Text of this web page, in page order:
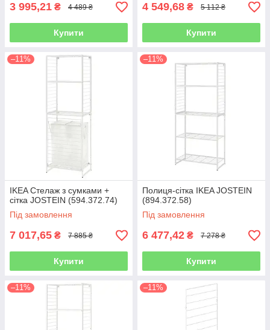
3 995,21 ₴ 4 489 ₴
Купити
4 549,68 ₴ 5 112 ₴
Купити
–11%
IKEA Стелаж з сумками +
сітка JOSTEIN (594.372.74)
Під замовлення
7 017,65 ₴ 7 885 ₴
Купити
–11%
Полиця-сітка IKEA JOSTEIN
(894.372.58)
Під замовлення
6 477,42 ₴ 7 278 ₴
Купити
–11% –11%